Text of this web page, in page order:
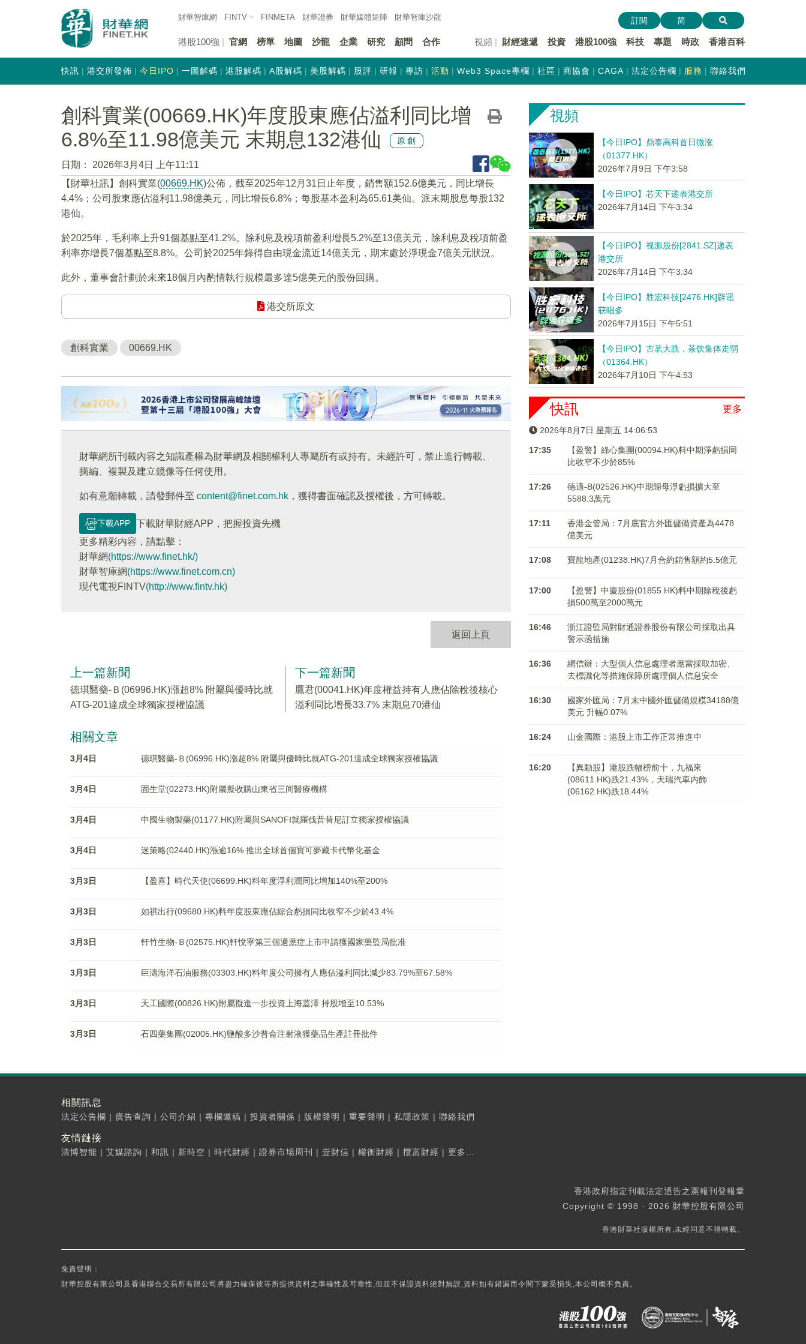
財華智庫網 FINTV FINMETA 財華證券 財華媒體矩陣 財華智庫沙龍
港股100強 官網 榜單 地圖 沙龍 企業 研究 顧問 合作 視頻 財經速遞 投資 港股100強 科技 專題 時政 香港百科
訂閱 简
快訊 港交所發佈 今日IPO 一圖解碼 港股解碼 A股解碼 美股解碼 股評 研報 專訪 活動 Web3 Space專欄 社區 商協會 CAGA 法定公告欄 服務 聯絡我們
創科實業(00669.HK)年度股東應佔溢利同比增
6.8%至11.98億美元 末期息132港仙
原創
日期：
2026年3月4日 上午11:11
​【財華社訊】創科實業(00669.HK)公佈，截至2025年12月31日止年度，銷售額152.6億美元，同比增長
4.4%；公司股東應佔溢利11.98億美元，同比增長6.8%；每股基本盈利為65.61美仙。派末期股息每股132
港仙。
於2025年，毛利率上升91個基點至41.2%。除利息及稅項前盈利增長5.2%至13億美元，除利息及稅項前盈
利率亦增長7個基點至8.8%。公司於2025年錄得自由現金流近14億美元，期末處於淨現金7億美元狀況。
此外，董事會計劃於未來18個月內酌情執行規模最多達5億美元的股份回購。
港交所原文
創科實業 00669.HK
財華網所刊載內容之知識產權為財華網及相關權利人專屬所有或持有。未經許可，禁止進行轉載、
摘編、複製及建立鏡像等任何使用。
如有意願轉載，請發郵件至 content@finet.com.hk ，獲得書面確認及授權後，方可轉載。
下載APP
下載財華財經APP，把握投資先機
更多精彩内容，請點擊：
財華網(https://www.finet.hk/)
財華智庫網(https://www.finet.com.cn)
現代電視FINTV(http://www.fintv.hk)
返回上頁
上一篇新聞
德琪醫藥-Ｂ(06996.HK)漲超8% 附屬與優時比就
ATG-201達成全球獨家授權協議
下一篇新聞
鷹君(00041.HK)年度權益持有人應佔除稅後核心
溢利同比增長33.7% 末期息70港仙
相關文章
3月4日 德琪醫藥-Ｂ(06996.HK)漲超8% 附屬與優時比就ATG-201達成全球獨家授權協議
3月4日 固生堂(02273.HK)附屬擬收購山東省三间醫療機構
3月4日 中國生物製藥(01177.HK)附屬與SANOFI就羅伐昔替尼訂立獨家授權協議
3月4日 迷策略(02440.HK)漲逾16% 推出全球首個寶可夢藏卡代幣化基金
3月3日 【盈喜】時代天使(06699.HK)料年度淨利潤同比增加140%至200%
3月3日 如祺出行(09680.HK)料年度股東應佔綜合虧損同比收窄不少於43.4%
3月3日 軒竹生物-Ｂ(02575.HK)軒悅寧第三個適應症上市申請獲國家藥監局批准
3月3日 巨濤海洋石油服務(03303.HK)料年度公司擁有人應佔溢利同比減少83.79%至67.58%
3月3日 天工國際(00826.HK)附屬擬進一步投資上海蓋澤 持股增至10.53%
3月3日 石四藥集團(02005.HK)鹽酸多沙普侖注射液獲藥品生產註冊批件
視頻
【今日IPO】鼎泰高科首日微涨
（01377.HK）
2026年7月9日 下午3:58
【今日IPO】芯天下递表港交所
2026年7月14日 下午3:34
【今日IPO】视源股份[2841.SZ]递表
港交所
2026年7月14日 下午3:34
【今日IPO】胜宏科技[2476.HK]辟谣
获唱多
2026年7月15日 下午5:51
【今日IPO】古茗大跌，茶饮集体走弱
（01364.HK）
2026年7月10日 下午4:53
更多
快訊
2026年8月7日 星期五 14:06:53
17:35
【盈警】綠心集團(00094.HK)料中期淨虧損同
比收窄不少於85%
17:26
德適-B(02526.HK)中期歸母淨虧損擴大至
5588.3萬元
17:11
香港金管局：7月底官方外匯儲備資產為4478
億美元
17:08 寶龍地產(01238.HK)7月合約銷售額約5.5億元
17:00
【盈警】中慶股份(01855.HK)料中期除稅後虧
損500萬至2000萬元
16:46
浙江證監局對財通證券股份有限公司採取出具
警示函措施
16:36
網信辦：大型個人信息處理者應當採取加密、
去標識化等措施保障所處理個人信息安全
16:30
國家外匯局：7月末中國外匯儲備規模34188億
美元 升幅0.07%
16:24 山金國際：港股上市工作正常推進中
16:20
【異動股】港股跌幅榜前十，九福來
(08611.HK)跌21.43%，天瑞汽車内飾
(06162.HK)跌18.44%
相關訊息
法定公告欄 | 廣告查詢 | 公司介紹 | 專欄邀稿 | 投資者關係 | 版權聲明 | 重要聲明 | 私隱政策 | 聯絡我們
友情鏈接
清博智能 | 艾媒諮詢 | 和訊 | 新時空 | 時代財經 | 證券市場周刊 | 壹財信 | 權衡財經 | 攬富財經 | 更多...
香港政府指定刊載法定通告之憲報刊登報章
Copyright © 1998 - 2026 財華控股有限公司
香港財華社版權所有,未經同意不得轉載。
免責聲明：
財華控股有限公司及香港聯合交易所有限公司將盡力確保彼等所提供資料之準確性及可靠性,但並不保證資料絕對無誤,資料如有錯漏而令閣下蒙受損失,本公司概不負責。